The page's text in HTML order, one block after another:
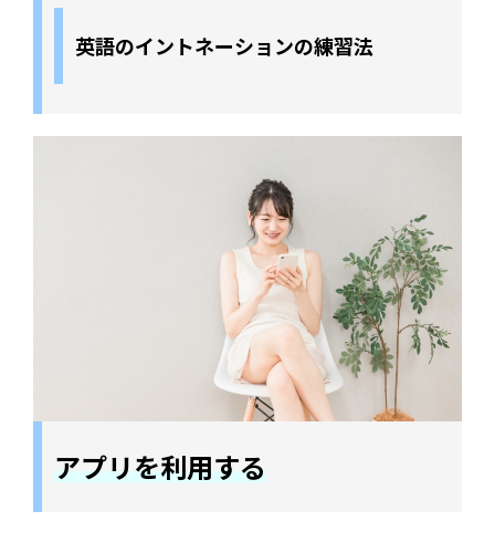
英語のイントネーションの練習法
アプリを利用する